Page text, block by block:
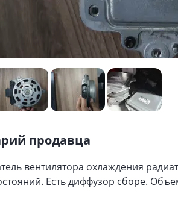
продавца
вентилятора охлаждения
Есть диффузор сборе.